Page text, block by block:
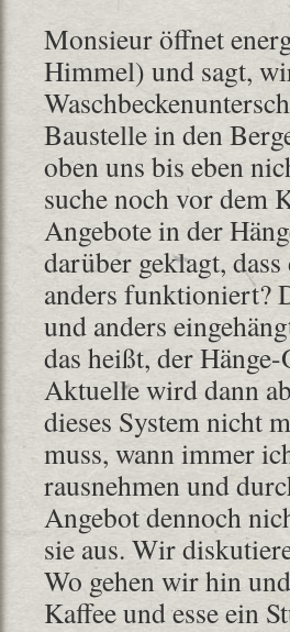
Monsieur öffnet
Himmel) und sagt,
Baustelle in den
oben uns bis eben
suche noch vor dem
Angebote in der
darüber geklagt,
anders funktioniert?
und anders
das heißt, der
Aktuelle wird dann
dieses System nicht
muss, wann immer
rausnehmen und
Angebot dennoch
sie aus. Wir
Wo gehen wir hin
Kaffee und esse ein